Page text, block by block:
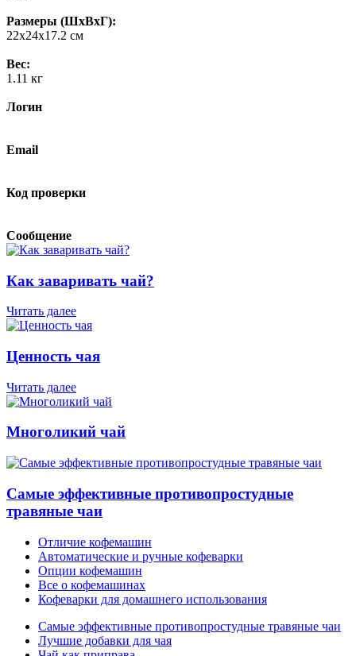
Размеры (ШхВхГ):
22x24x17.2 см
Вес:
1.11 кг
Логин
Email
Код проверки
Сообщение
Как заваривать чай?
Читать далее
Ценность чая
Читать далее
Многоликий чай
Самые эффективные противопростудные
травяные чаи
Отличие кофемашин
Автоматические и ручные кофеварки
Опции кофемашин
Все о кофемашинах
Кофеварки для домашнего использования
Самые эффективные противопростудные травяные чаи
Лучшие добавки для чая